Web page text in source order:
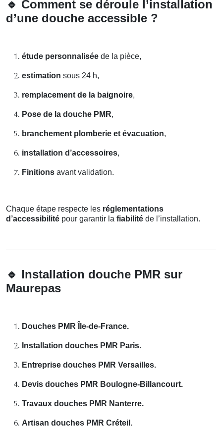
🔹 Comment se déroule l’installation
d’une douche accessible ?
étude personnalisée de la pièce,
estimation sous 24 h,
remplacement de la baignoire,
Pose de la douche PMR,
branchement plomberie et évacuation,
installation d’accessoires,
Finitions avant validation.
Chaque étape respecte les réglementations
d’accessibilité pour garantir la fiabilité de l’installation.
🔹 Installation douche PMR sur
Maurepas
Douches PMR Île-de-France.
Installation douches PMR Paris.
Entreprise douches PMR Versailles.
Devis douches PMR Boulogne-Billancourt.
Travaux douches PMR Nanterre.
Artisan douches PMR Créteil.